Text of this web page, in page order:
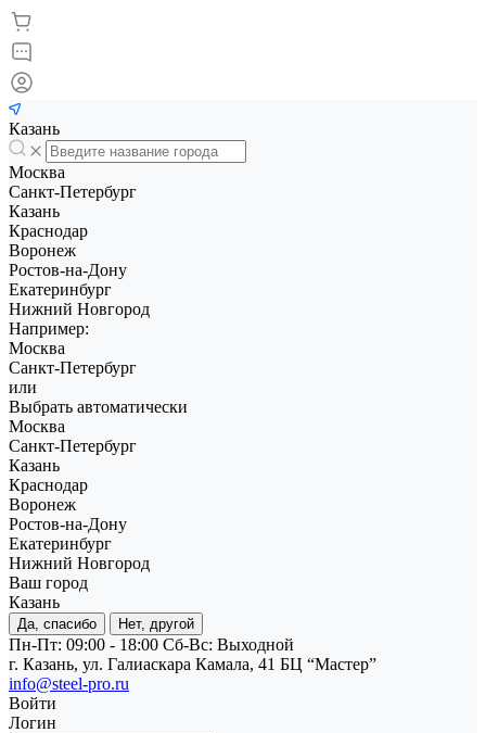
Казань
Москва
Санкт-Петербург
Казань
Краснодар
Воронеж
Ростов-на-Дону
Екатеринбург
Нижний Новгород
Например:
Москва
Санкт-Петербург
или
Выбрать автоматически
Москва
Санкт-Петербург
Казань
Краснодар
Воронеж
Ростов-на-Дону
Екатеринбург
Нижний Новгород
Ваш город
Казань
Да, спасибо Нет, другой
Пн-Пт: 09:00 - 18:00 Cб-Вс: Выходной
г. Казань, ул. Галиаскара Камала, 41 БЦ “Мастер”
info@steel-pro.ru
Войти
Логин